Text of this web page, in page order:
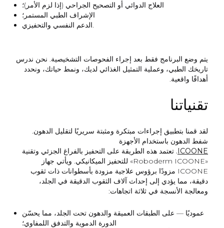
العلاج الدوائي أو التصحيح الجراحي (إذا لزم الأمر)؛
الإشراف الطبي المستمر؛
الدعم النفسي والتحفيزي.
يتم وضع البرنامج فقط بعد إجراء الفحوصات التشخيصية. نحن ندرس
تاريخك الطبي، وعملية التمثيل الغذائي لديك، ونمط حياتك، ونحدد
أهدافًا واقعية.
تقنياتنا
لقد قمنا بتطبيق إجراءات مبتكرة ومثبتة سريريًا لتقليل الدهون.
شفط الدهون باستخدام الأجهزة
ICOONE
. تعتمد هذه الطريقة على التحفيز بالفراغ الجزئي وتقنية
«Roboderm ICOONE» للتحفيز الميكانيكي. ويأتي جهاز
ICOONE مزودًا برؤوس علاجية مزودة بأسطوانات ذات ثقوب
دقيقة، مما يؤدي إلى إحداث آلاف الثقوب الدقيقة في الجلد،
ومعالجة الأنسجة في ثلاثة اتجاهات:
عموديًا — على الطبقات العميقة والدهون تحت الجلد، مما يحسّن
الدورة الدموية والتدفق اللمفاوي؛